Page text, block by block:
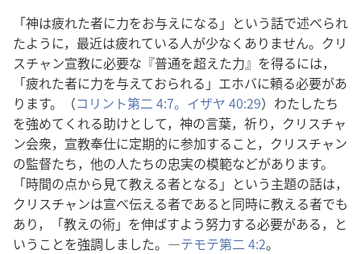
「神は疲れた者に力をお与えになる」という話で述べられ
たように，最近は疲れている人が少なくありません。クリ
スチャン宣教に必要な『普通を超えた力』を得るには，
「疲れた者に力を与えておられる」エホバに頼る必要があ
ります。（コリント第二 4:7。 イザヤ 40:29）わたしたち
を強めてくれる助けとして，神の言葉，祈り，クリスチャ
ン会衆，宣教奉仕に定期的に参加すること，クリスチャン
の監督たち，他の人たちの忠実の模範などがあります。
「時間の点から見て教える者となる」という主題の話は，
クリスチャンは宣べ伝える者であると同時に教える者でも
あり，「教えの術」を伸ばすよう努力する必要がある，と
いうことを強調しました。―テモテ第二 4:2。